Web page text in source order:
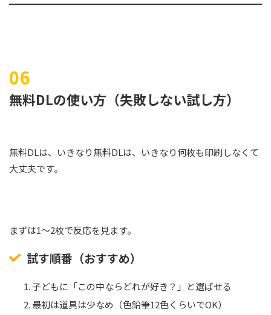
無料DLの使い方（失敗しない試し方）
無料DLは、いきなり無料DLは、いきなり何枚も印刷しなくて
大丈夫です。
まずは1〜2枚で反応を見ます。
試す順番（おすすめ）
子どもに「この中ならどれが好き？」と選ばせる
最初は道具は少なめ（色鉛筆12色くらいでOK）